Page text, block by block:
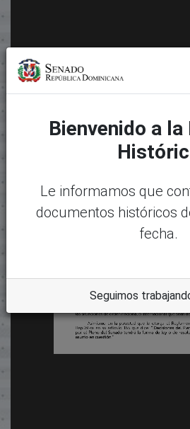
Bienvenido a
Le informamos que
documentos históricos
fecha.
Seguimos